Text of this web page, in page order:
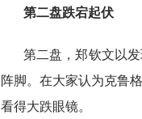
第二盘跌宕起伏
第二盘，郑钦文以
阵脚。在大家认为克鲁
看得大跌眼镜。